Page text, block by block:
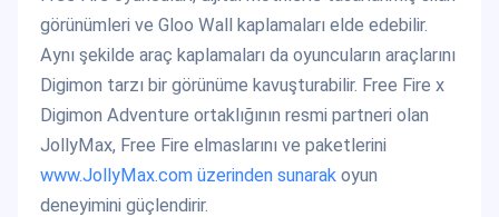
görünümleri ve Gloo Wall kaplamaları elde edebilir.
Aynı şekilde araç kaplamaları da oyuncuların araçlarını
Digimon tarzı bir görünüme kavuşturabilir. Free Fire x
Digimon Adventure ortaklığının resmi partneri olan
JollyMax, Free Fire elmaslarını ve paketlerini
www.JollyMax.com üzerinden sunarak oyun
deneyimini güçlendirir.